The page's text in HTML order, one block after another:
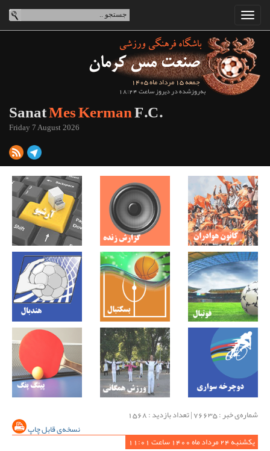
جمعه 15 مرداد ماه 1405
به‌روزشده در دیروز ساعت 18:24
SanatMes KermanF.C.
Friday 7 August 2026
شماره‌ی خبر : ‌76635 | تعداد بازدید : 1568
نسخه‌ی قابل چاپ
یکشنبه 24 مرداد ماه 1400 ساعت 11:01